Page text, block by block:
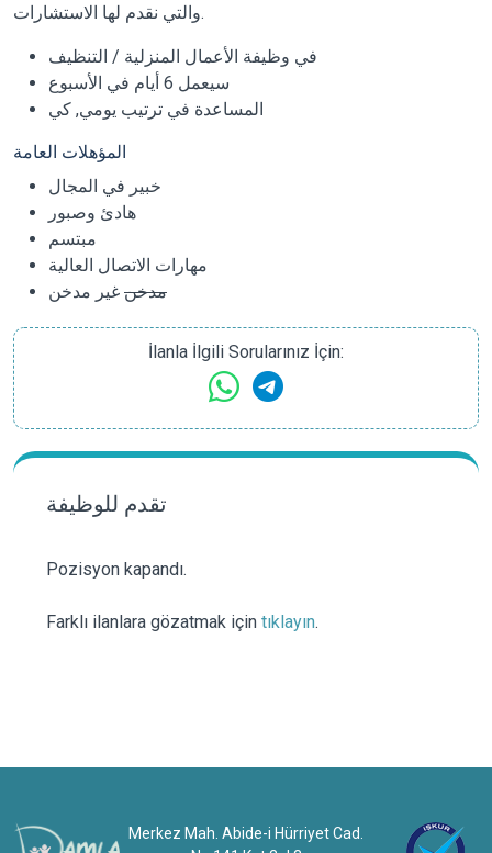
والتي نقدم لها الاستشارات.
في وظيفة الأعمال المنزلية / التنظيف
سيعمل 6 أيام في الأسبوع
المساعدة في ترتيب يومي, كي
المؤهلات العامة
خبير في المجال
هادئ وصبور
مبتسم
مهارات الاتصال العالية
مدخن غير مدخن
İlanla İlgili Sorularınız İçin:
تقدم للوظيفة
Pozisyon kapandı.
Farklı ilanlara gözatmak için tıklayın.
Merkez Mah. Abide-i Hürriyet Cad.